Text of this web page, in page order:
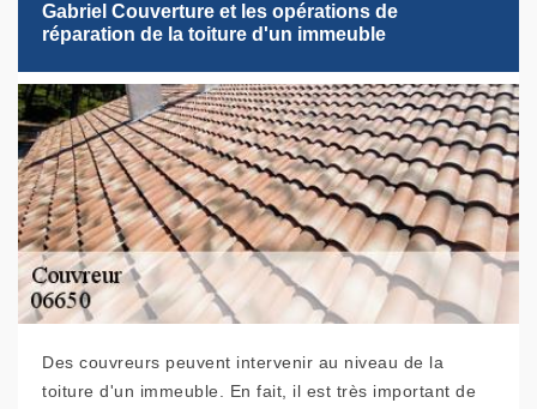
Gabriel Couverture et les opérations de
réparation de la toiture d'un immeuble
Des couvreurs peuvent intervenir au niveau de la
toiture d'un immeuble. En fait, il est très important de